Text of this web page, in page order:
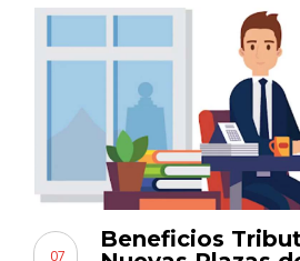
Beneficios
07